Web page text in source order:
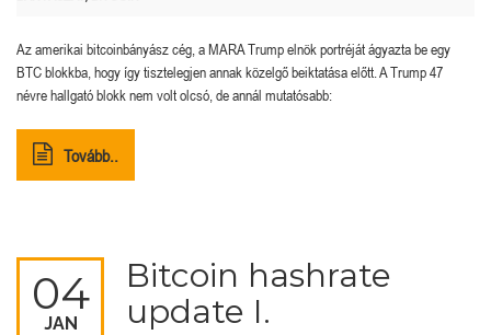
Az amerikai bitcoinbányász cég, a MARA Trump elnök portréját ágyazta be egy
BTC blokkba, hogy így tisztelegjen annak közelgő beiktatása előtt. A Trump 47
névre hallgató blokk nem volt olcsó, de annál mutatósabb:
Tovább..
04
JAN
Bitcoin hashrate
update I.